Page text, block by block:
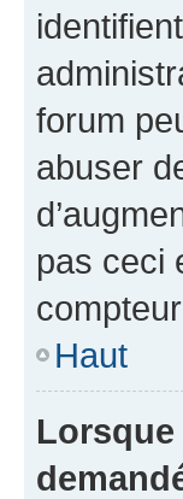
forum
abuser
pas ceci
Haut
Lorsque